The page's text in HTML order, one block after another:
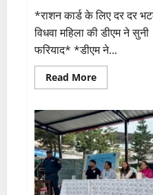
*राशन कार्ड के लिए दर दर
विधवा महिला की डीएम ने सुनी
फरियाद* *डीएम ने...
Read MoreRead
more
कार्ड
के
लिए
दर
दर
भटक
रही
विधवा